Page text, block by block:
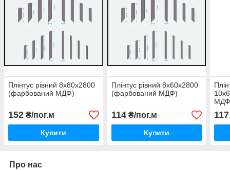
Плінтус рівний 8х80х2800
(фарбований МДФ)
152 ₴/пог.м
Купити
Плінтус рівний 8х60х2800
(фарбований МДФ)
114₴/пог.м
Купити
117
Про нас